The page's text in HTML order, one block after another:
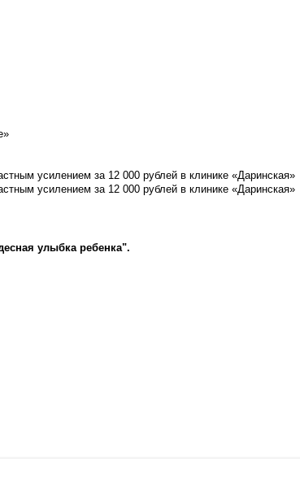
усилением за 12 000 рублей в клинике «Даринская»
усилением за 12 000 рублей в клинике «Даринская»
улыбка ребенка".